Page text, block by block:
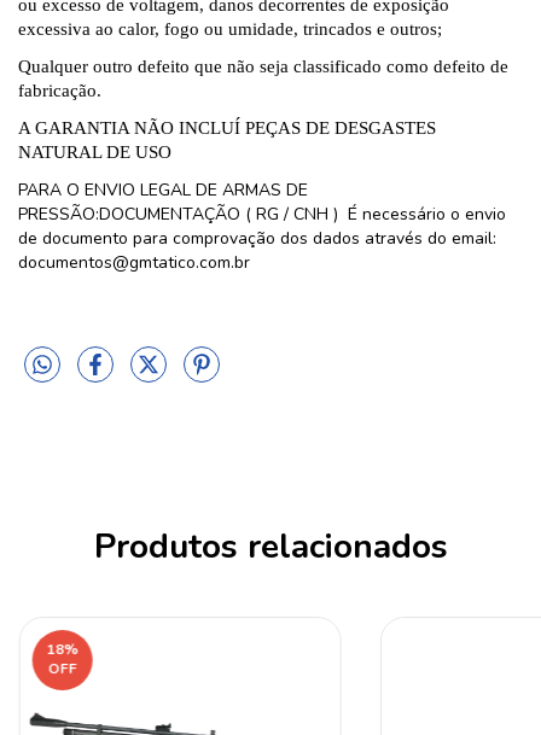
ou excesso de voltagem, danos decorrentes de exposição
excessiva ao calor, fogo ou umidade, trincados e outros;
Qualquer outro defeito que não seja classificado como defeito de
fabricação.
A GARANTIA NÃO INCLUÍ PEÇAS DE DESGASTES
NATURAL DE USO
PARA O ENVIO LEGAL DE ARMAS DE
PRESSÃO:DOCUMENTAÇÃO ( RG / CNH ) É necessário o envio
de documento para comprovação dos dados através do email:
documentos@gmtatico.com.br
Produtos relacionados
18%
OFF